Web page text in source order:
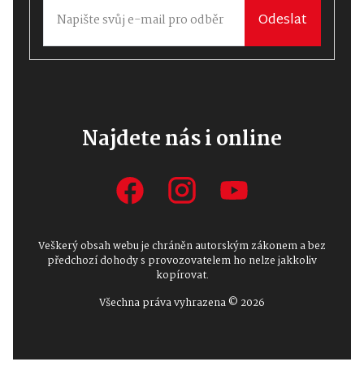
Odeslat
Najdete nás i online
Veškerý obsah webu je chráněn autorským zákonem a bez
předchozí dohody s provozovatelem ho nelze jakkoliv
kopírovat.
Všechna práva vyhrazena © 2026